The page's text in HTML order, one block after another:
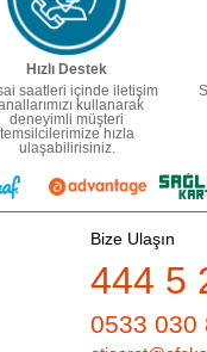
Hızlı Destek
saatleri içinde iletişim
kullanarak
deneyimli müşteri
temsilcilerimize hızla
ulaşabilirisiniz.
Bize Ulaşın
444 5
0533 030